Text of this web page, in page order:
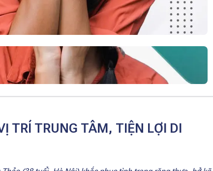
TRÍ TRUNG TÂM, TIỆN LỢI DI